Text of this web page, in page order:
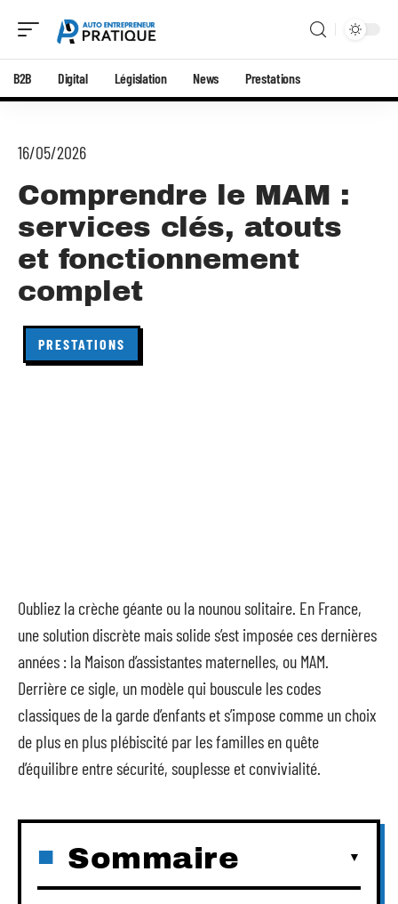
B2B Digital Législation News Prestations
16/05/2026
Comprendre le MAM :
services clés, atouts
et fonctionnement
complet
PRESTATIONS
Oubliez la crèche géante ou la nounou solitaire. En France,
une solution discrète mais solide s’est imposée ces dernières
années : la Maison d’assistantes maternelles, ou MAM.
Derrière ce sigle, un modèle qui bouscule les codes
classiques de la garde d’enfants et s’impose comme un choix
de plus en plus plébiscité par les familles en quête
d’équilibre entre sécurité, souplesse et convivialité.
Sommaire